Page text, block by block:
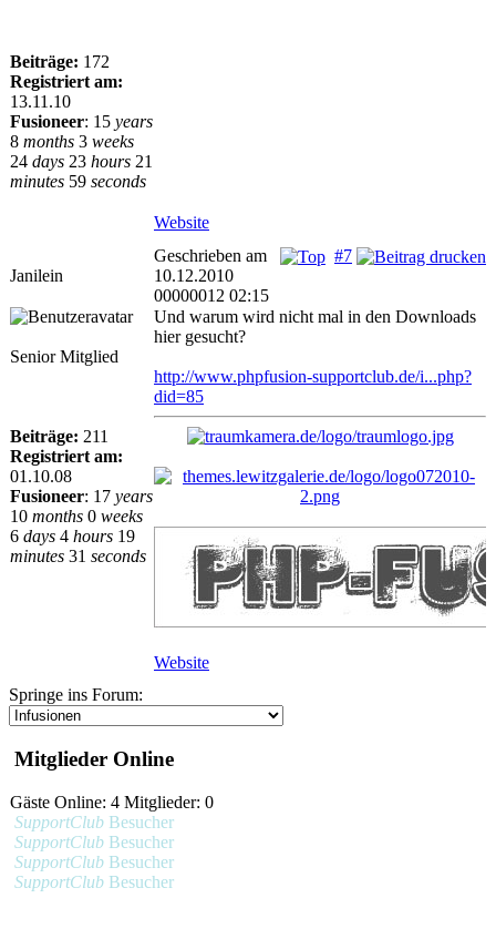
Beiträge: 172
Registriert am:
13.11.10
Fusioneer: 15 years
8 months 3 weeks
24 days 23 hours 21
minutes 59 seconds
Website
Janilein
#7
Geschrieben am
10.12.2010
00000012 02:15
Senior Mitglied
Beiträge: 211
Registriert am:
01.10.08
Fusioneer: 17 years
10 months 0 weeks
6 days 4 hours 19
minutes 31 seconds
Und warum wird nicht mal in den Downloads
hier gesucht?
http://www.phpfusion-supportclub.de/i...php?
did=85
Website
Springe ins Forum:
Mitglieder Online
Gäste Online: 4 Mitglieder: 0
SupportClub Besucher
SupportClub Besucher
SupportClub Besucher
SupportClub Besucher